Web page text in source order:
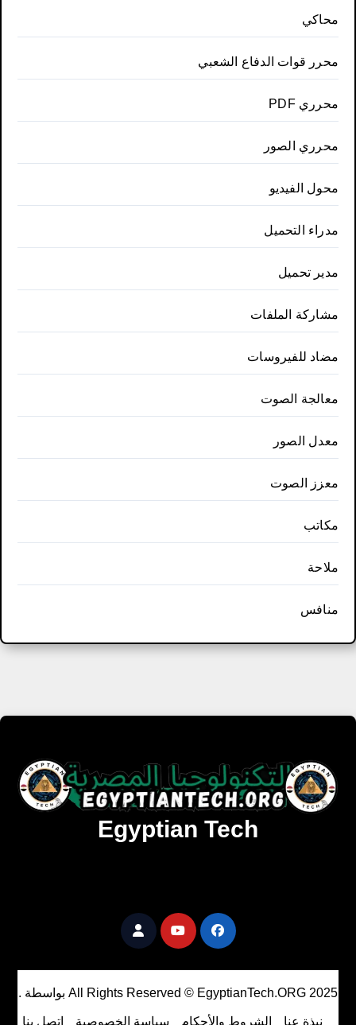
محاكي
محرر قوات الدفاع الشعبي
محرري PDF
محرري الصور
محول الفيديو
مدراء التحميل
مدير تحميل
مشاركة الملفات
مضاد للفيروسات
معالجة الصوت
معدل الصور
معزز الصوت
مكاتب
ملاحة
منافس
Egyptian Tech
All Rights Reserved © EgyptianTech.ORG 2025 بواسطة .
نبذة عنا الشروط والأحكام سياسة الخصوصية اتصل بنا